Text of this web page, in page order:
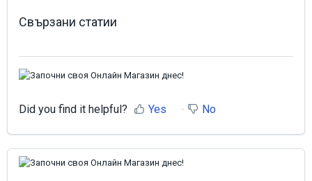
Свързани статии
Did you find it helpful? Yes No